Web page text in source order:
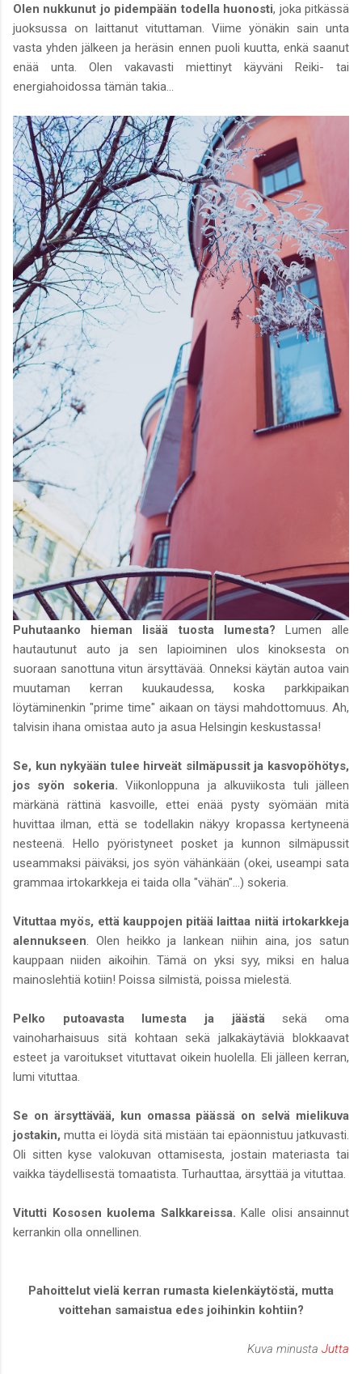
Olen nukkunut jo pidempään todella huonosti, joka pitkässä
juoksussa on laittanut vituttaman. Viime yönäkin sain unta
vasta yhden jälkeen ja heräsin ennen puoli kuutta, enkä saanut
enää unta. Olen vakavasti miettinyt käyväni Reiki- tai
energiahoidossa tämän takia...
Puhutaanko hieman lisää tuosta lumesta? Lumen alle
hautautunut auto ja sen lapioiminen ulos kinoksesta on
suoraan sanottuna vitun ärsyttävää. Onneksi käytän autoa vain
muutaman kerran kuukaudessa, koska parkkipaikan
löytäminenkin "prime time" aikaan on täysi mahdottomuus. Ah,
talvisin ihana omistaa auto ja asua Helsingin keskustassa!
Se, kun nykyään tulee hirveät silmäpussit ja kasvopöhötys,
jos syön sokeria. Viikonloppuna ja alkuviikosta tuli jälleen
märkänä rättinä kasvoille, ettei enää pysty syömään mitä
huvittaa ilman, että se todellakin näkyy kropassa kertyneenä
nesteenä. Hello pyöristyneet posket ja kunnon silmäpussit
useammaksi päiväksi, jos syön vähänkään (okei, useampi sata
grammaa irtokarkkeja ei taida olla "vähän"...) sokeria.
Vituttaa myös, että kauppojen pitää laittaa niitä irtokarkkeja
alennukseen. Olen heikko ja lankean niihin aina, jos satun
kauppaan niiden aikoihin. Tämä on yksi syy, miksi en halua
mainoslehtiä kotiin! Poissa silmistä, poissa mielestä.
Pelko putoavasta lumesta ja jäästäsekä oma
vainoharhaisuus sitä kohtaan sekä jalkakäytäviä blokkaavat
esteet ja varoitukset vituttavat oikein huolella. Eli jälleen kerran,
lumi vituttaa.
Se on ärsyttävää, kun omassa päässä on selvä mielikuva
jostakin, mutta ei löydä sitä mistään tai epäonnistuu jatkuvasti.
Oli sitten kyse valokuvan ottamisesta, jostain materiasta tai
vaikka täydellisestä tomaatista. Turhauttaa, ärsyttää ja vituttaa.
Vitutti Kososen kuolema Salkkareissa. Kalle olisi ansainnut
kerrankin olla onnellinen.
Pahoittelut vielä kerran rumasta kielenkäytöstä, mutta
voittehan samaistua edes joihinkin kohtiin?
Kuva minusta Jutta